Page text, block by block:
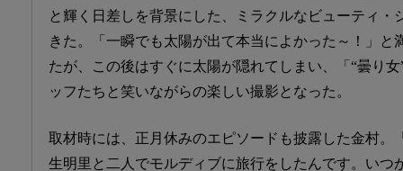
と輝く日差しを背景にした、ミラクルなビューティ・
きた。「一瞬でも太陽が出て本当によかった～！」と
たが、この後はすぐに太陽が隠れてしまい、「“曇り
ッフたちと笑いながらの楽しい撮影となった。
取材時には、正月休みのエピソードも披露した金村。
生明里と二人でモルディブに旅行をしたんです。いつ